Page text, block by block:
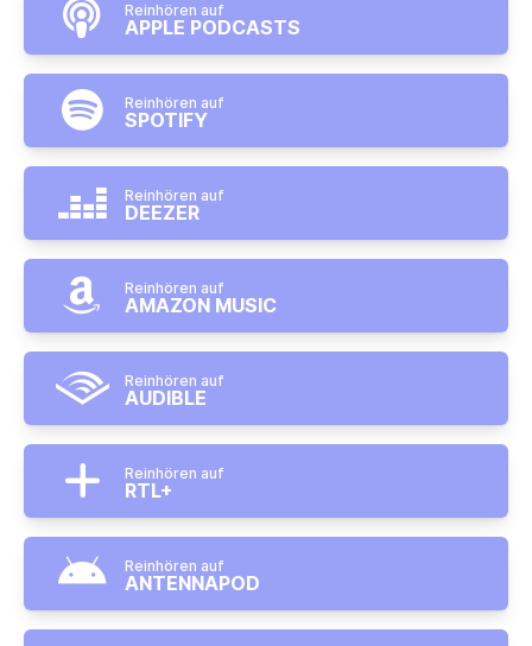
Reinhören auf
APPLE PODCASTS
Reinhören auf
SPOTIFY
Reinhören auf
DEEZER
Reinhören auf
AMAZON MUSIC
Reinhören auf
AUDIBLE
Reinhören auf
RTL+
Reinhören auf
ANTENNAPOD